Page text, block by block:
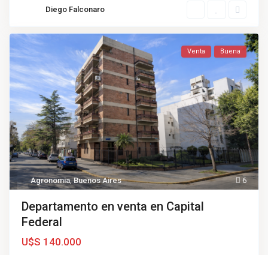
Diego Falconaro
6
Agronomia,Buenos Aires
Venta Buena
Departamento en venta en Capital
Federal
U$S 140.000